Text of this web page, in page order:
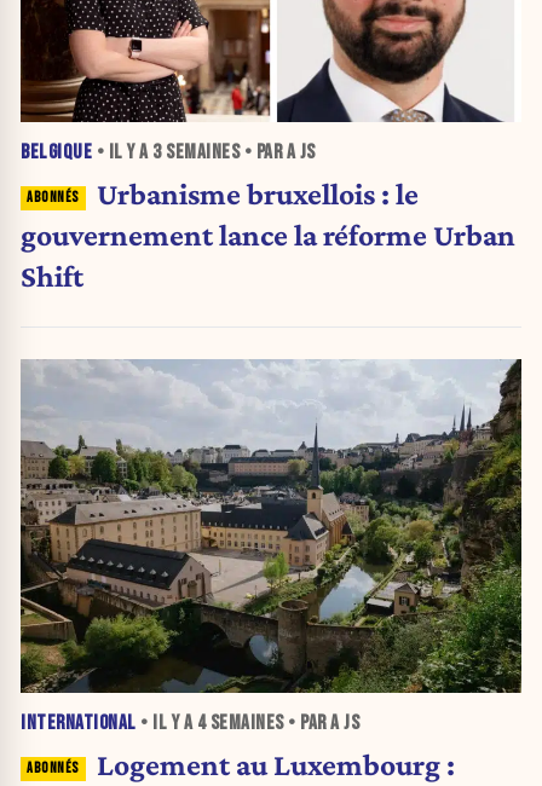
BELGIQUE • IL Y A 3 SEMAINES• PAR A JS
Urbanisme bruxellois : le
gouvernement lance la réforme Urban
Shift
INTERNATIONAL • IL Y A 4 SEMAINES• PAR A JS
Logement au Luxembourg :